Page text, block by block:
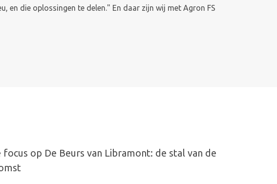
en die oplossingen te delen." En daar zijn wij met Agron FS
focus op De Beurs van Libramont: de stal van de